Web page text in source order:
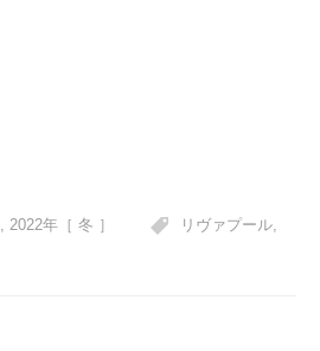
, 2022年［ 冬 ］ リヴァプール,